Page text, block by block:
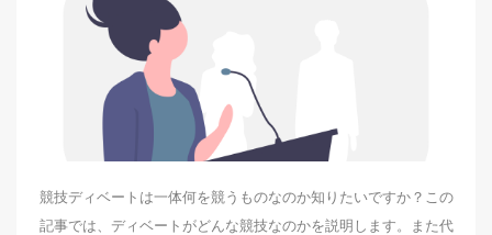
競技ディベートは一体何を競うものなのか知りたいですか？この
記事では、ディベートがどんな競技なのかを説明します。また代